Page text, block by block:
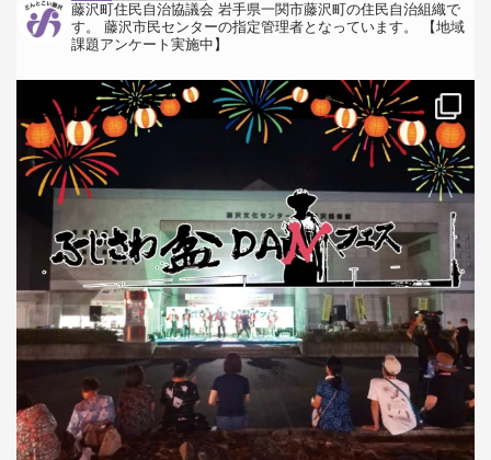
藤沢町住民自治協議会 岩手県一関市藤沢町の住民自治組織で
す。
藤沢市民センターの指定管理者となっています。
【地域
課題アンケート実施中】